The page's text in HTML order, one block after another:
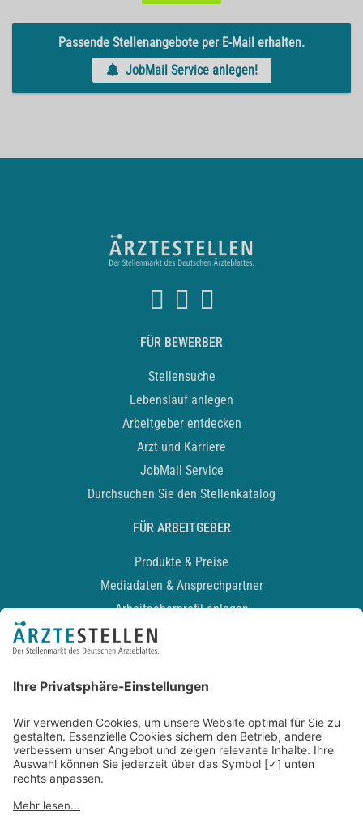
Passende Stellenangebote per E-Mail erhalten.
JobMail Service anlegen!
FÜR BEWERBER
Stellensuche
Lebenslauf anlegen
Arbeitgeber entdecken
Arzt und Karriere
JobMail Service
Durchsuchen Sie den Stellenkatalog
FÜR ARBEITGEBER
Produkte & Preise
Mediadaten & Ansprechpartner
Arbeitgeberprofil anlegen
Recruiting-Podcast
Kontakt
Datenschutz
Newsletter